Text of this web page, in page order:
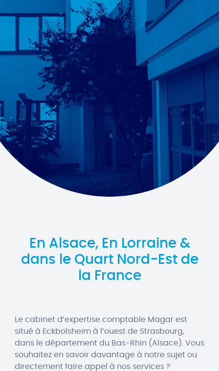
En Alsace, En Lorraine &
dans le Quart Nord-Est de
la France
Le cabinet d’expertise comptable Magar est
situé à Eckbolsheim à l’ouest de Strasbourg,
dans le département du Bas-Rhin (Alsace). Vous
souhaitez en savoir davantage à notre sujet ou
directement faire appel à nos services ?